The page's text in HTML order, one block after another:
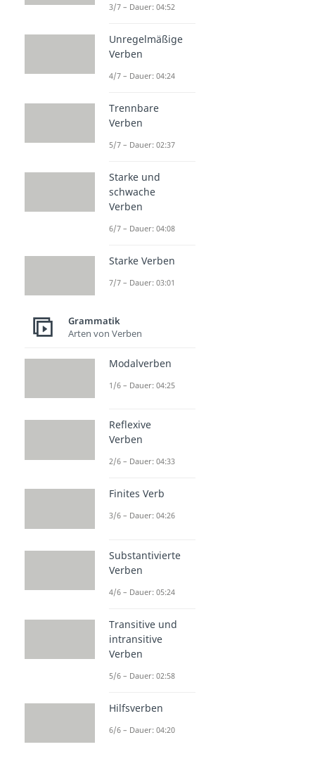
3/7 – Dauer: 04:52
Unregelmäßige
Verben
4/7 – Dauer: 04:24
Trennbare
Verben
5/7 – Dauer: 02:37
Starke und
schwache
Verben
6/7 – Dauer: 04:08
Starke Verben
7/7 – Dauer: 03:01
Grammatik
Arten von Verben
Modalverben
1/6 – Dauer: 04:25
Reflexive
Verben
2/6 – Dauer: 04:33
Finites Verb
3/6 – Dauer: 04:26
Substantivierte
Verben
4/6 – Dauer: 05:24
Transitive und
intransitive
Verben
5/6 – Dauer: 02:58
Hilfsverben
6/6 – Dauer: 04:20